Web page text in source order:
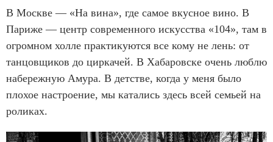
В Москве — «На вина», где самое вкусное вино. В
Париже — центр современного искусства «104», там в
огромном холле практикуются все кому не лень: от
танцовщиков до циркачей. В Хабаровске очень люблю
набережную Амура. В детстве, когда у меня было
плохое настроение, мы катались здесь всей семьей на
роликах.